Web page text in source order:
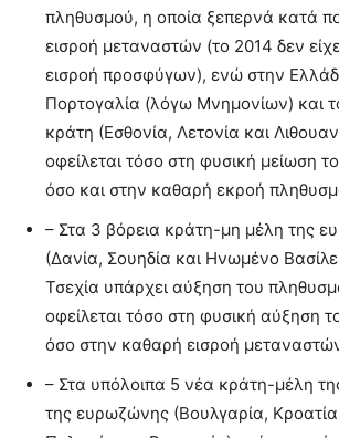
πληθυσμού, η οποία ξεπερνά κατά
εισροή μεταναστών (το 2014 δεν
εισροή προσφύγων), ενώ στην
Πορτογαλία (λόγω Μνημονίων) και
κράτη (Εσθονία, Λετονία και
οφείλεται τόσο στη φυσική μείωση
όσο και στην καθαρή εκροή
– Στα 3 βόρεια κράτη-μη μέλη της
(Δανία, Σουηδία και Ηνωμένο
Τσεχία υπάρχει αύξηση του
οφείλεται τόσο στη φυσική αύξηση
όσο στην καθαρή εισροή
– Στα υπόλοιπα 5 νέα κράτη-μέλη
της ευρωζώνης (Βουλγαρία,